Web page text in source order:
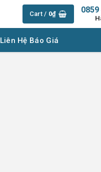
Cart / 0₫ 0859
Liên Hệ Báo Giá